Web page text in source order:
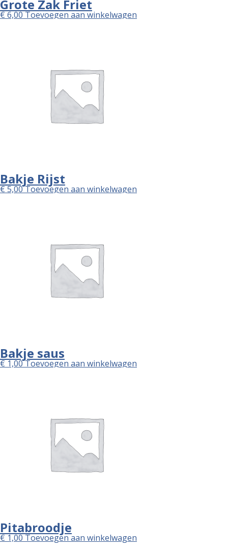
Grote Zak Friet
€6,00Toevoegen aan winkelwagen
Bakje Rijst
€5,00Toevoegen aan winkelwagen
Bakje saus
€1,00Toevoegen aan winkelwagen
Pitabroodje
€1,00Toevoegen aan winkelwagen